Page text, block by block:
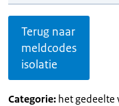
Terug naar
meldcodes
isolatie
Categorie: het gedeelte